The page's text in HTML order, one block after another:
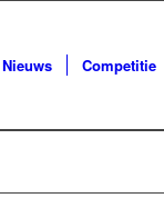
Nieuws Competitie